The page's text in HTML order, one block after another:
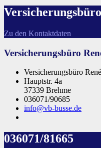
Zu den Kontaktdaten
Versicherungsbüro
Versicherungsbüro
Hauptstr. 4a
37339 Brehme
036071/90685
info@vb-busse.de
036071/81665